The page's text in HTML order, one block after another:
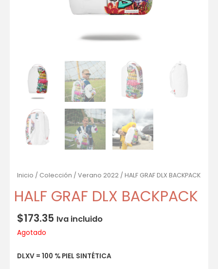
Inicio / Colección / Verano 2022 / HALF GRAF DLX BACKPACK
HALF GRAF DLX BACKPACK
$173.35 Iva incluido
Agotado
DLXV = 100 % PIEL SINTÉTICA